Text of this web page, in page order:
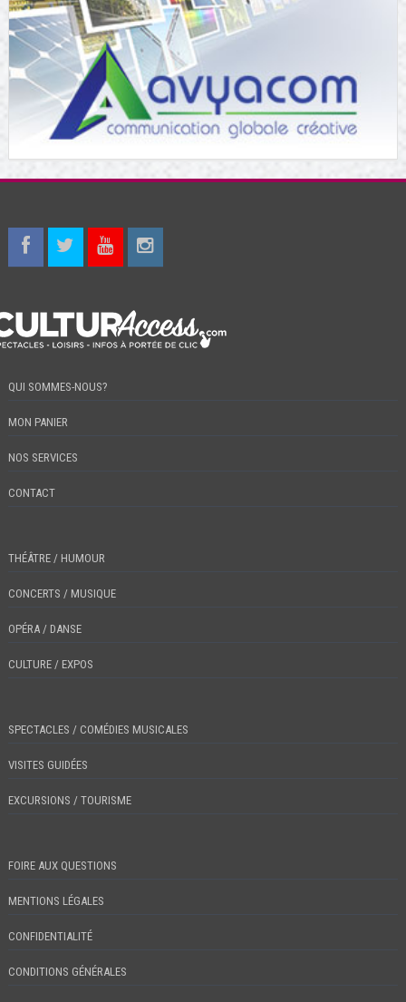
QUI SOMMES-NOUS?
MON PANIER
NOS SERVICES
CONTACT
THÉÂTRE / HUMOUR
CONCERTS / MUSIQUE
OPÉRA / DANSE
CULTURE / EXPOS
SPECTACLES / COMÉDIES MUSICALES
VISITES GUIDÉES
EXCURSIONS / TOURISME
FOIRE AUX QUESTIONS
MENTIONS LÉGALES
CONFIDENTIALITÉ
CONDITIONS GÉNÉRALES